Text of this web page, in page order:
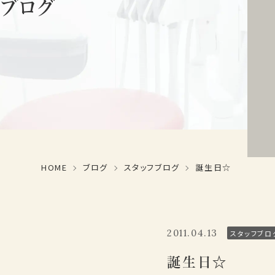
ブログ
HOME ブログ スタッフブログ 誕生日☆
2011.04.13 スタッフブロ
誕生日☆